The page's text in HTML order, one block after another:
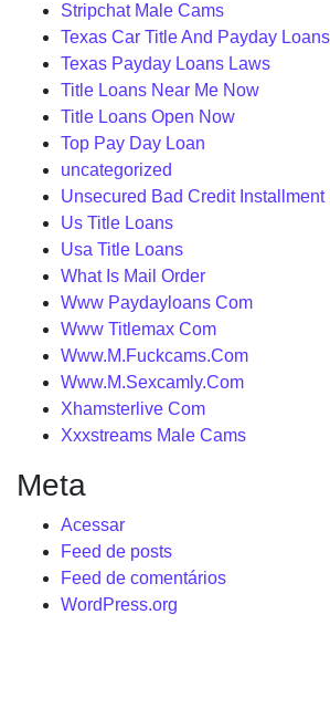
Stripchat Male Cams
Texas Car Title And Payday
Texas Payday Loans Laws
Title Loans Near Me Now
Title Loans Open Now
Top Pay Day Loan
uncategorized
Unsecured Bad Credit Installment
Us Title Loans
Usa Title Loans
What Is Mail Order
Www Paydayloans Com
Www Titlemax Com
Www.M.Fuckcams.Com
Www.M.Sexcamly.Com
Xhamsterlive Com
Xxxstreams Male Cams
Meta
Acessar
Feed de posts
Feed de comentários
WordPress.org